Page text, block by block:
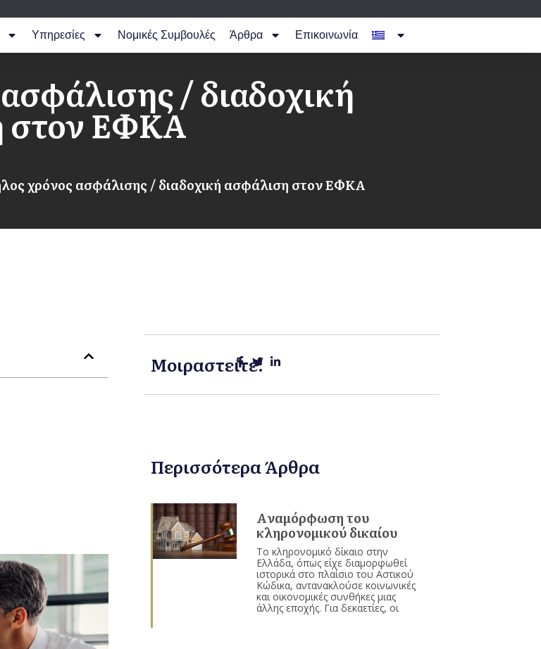
Υπηρεσίες Νομικές Συμβουλές Άρθρα Επικοινωνία
/ διαδοχική
στον ΕΦΚΑ
χρόνος ασφάλισης / διαδοχική ασφάλιση στον ΕΦΚΑ
Μοιραστείτε:
Περισσότερα Άρθρα
Aναμόρφωση του
κληρονομικού δικαίου
Το κληρονομικό δίκαιο στην
Ελλάδα, όπως είχε διαμορφωθεί
ιστορικά στο πλαίσιο του Αστικού
Κώδικα, αντανακλούσε κοινωνικές
και οικονομικές συνθήκες μιας
άλλης εποχής. Για δεκαετίες, οι